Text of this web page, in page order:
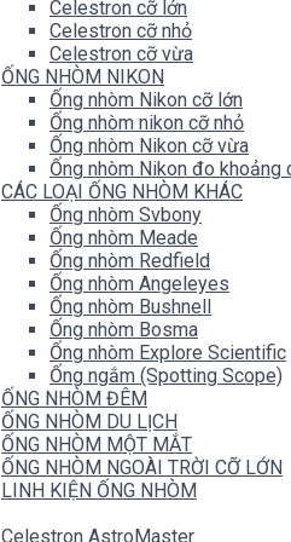
Celestron cỡ lớn
Celestron cỡ nhỏ
Celestron cỡ vừa
ỐNG NHÒM NIKON
Ống nhòm Nikon cỡ lớn
Ống nhòm nikon cỡ nhỏ
Ống nhòm Nikon cỡ vừa
Ống nhòm Nikon đo khoảng
CÁC LOẠI ỐNG NHÒM KHÁC
Ống nhòm Svbony
Ống nhòm Meade
Ống nhòm Redfield
Ống nhòm Angeleyes
Ống nhòm Bushnell
Ống nhòm Bosma
Ống nhòm Explore Scientific
Ống ngắm (Spotting Scope)
ỐNG NHÒM ĐÊM
ỐNG NHÒM DU LỊCH
ỐNG NHÒM MỘT MẮT
ỐNG NHÒM NGOÀI TRỜI CỠ LỚN
LINH KIỆN ỐNG NHÒM
Celestron AstroMaster